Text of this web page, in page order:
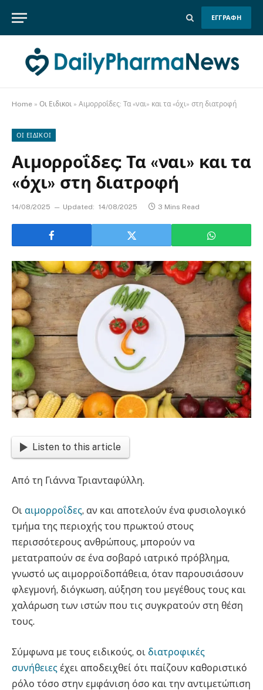
ΕΓΓΡΑΦΗ
Home » Οι Ειδικοι » Αιμορροΐδες: Τα «ναι» και τα «όχι» στη διατροφή
ΟΙ ΕΙΔΙΚΟΙ
Αιμορροΐδες: Τα «ναι» και τα
«όχι» στη διατροφή
14/08/2025 Updated: 14/08/2025 3 Mins Read
Listen to this article
Από τη Γιάννα Τριανταφύλλη.
Οι αιμορροΐδες, αν και αποτελούν ένα φυσιολογικό
τμήμα της περιοχής του πρωκτού στους
περισσότερους ανθρώπους, μπορούν να
μετατραπούν σε ένα σοβαρό ιατρικό πρόβλημα,
γνωστό ως αιμορροϊδοπάθεια, όταν παρουσιάσουν
φλεγμονή, διόγκωση, αύξηση του μεγέθους τους και
χαλάρωση των ιστών που τις συγκρατούν στη θέση
τους.
Σύμφωνα με τους ειδικούς, οι διατροφικές
συνήθειες έχει αποδειχθεί ότι παίζουν καθοριστικό
ρόλο τόσο στην εμφάνιση όσο και την αντιμετώπιση